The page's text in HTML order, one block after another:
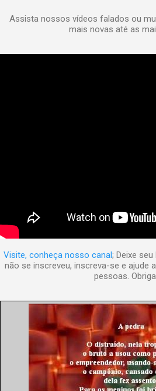
Assista nossos vídeos falados ou
mais novas até as
Visite, conheça nosso canal; Deixe
não se inscreveu, inscreva-se e ajude
pessoas.